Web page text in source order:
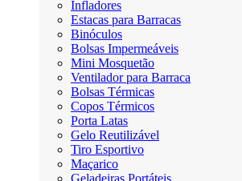
Infladores
Estacas para Barracas
Binóculos
Bolsas Impermeáveis
Mini Mosquetão
Ventilador para Barraca
Bolsas Térmicas
Copos Térmicos
Porta Latas
Gelo Reutilizável
Tiro Esportivo
Maçarico
Geladeiras Portáteis